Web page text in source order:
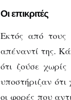
Οι επικριτές
Εκτός από τους
απέναντί της.
ότι ζούσε
υποστήριζαν
οι φορές που